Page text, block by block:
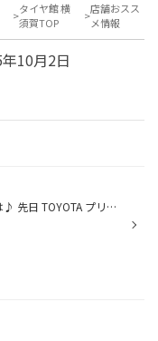
タイヤ館 横
須賀TOP
店舗おスス
メ情報
10月2日
みなさまこんにちは♪ 先日 TOYOTA プリウスでタイヤ点検を行いました。 そろそろ交換を考えてるんだよね〜って事です。 タイヤは2018年2月末頃のタイヤで確かにゴムが硬くなってるので そろそろ交換ですかね〜みたいな会話をしてました。 4本中1本だけ空気圧が低いタイヤが有りました。 溝もそんな...